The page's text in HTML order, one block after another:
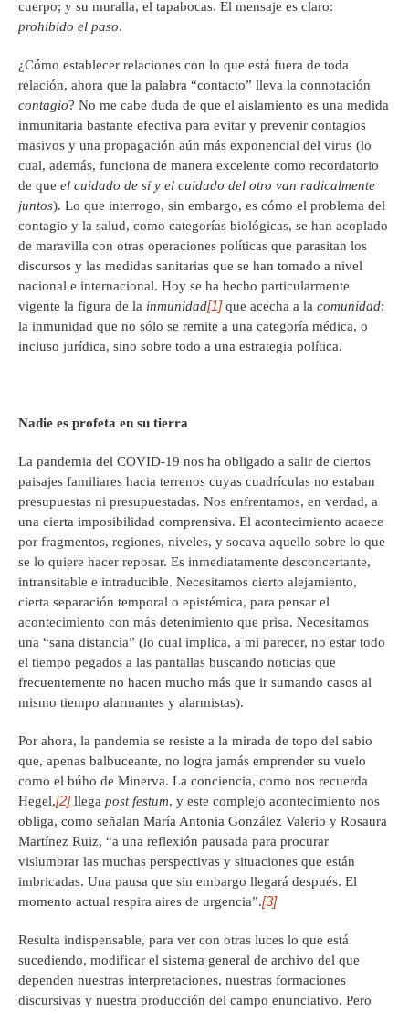
cuerpo; y su muralla, el tapabocas. El mensaje es claro:
prohibido el paso.
¿Cómo establecer relaciones con lo que está fuera de toda
relación, ahora que la palabra “contacto” lleva la connotación
contagio? No me cabe duda de que el aislamiento es una medida
inmunitaria bastante efectiva para evitar y prevenir contagios
masivos y una propagación aún más exponencial del virus (lo
cual, además, funciona de manera excelente como recordatorio
de que el cuidado de sí y el cuidado del otro van radicalmente
juntos). Lo que interrogo, sin embargo, es cómo el problema del
contagio y la salud, como categorías biológicas, se han acoplado
de maravilla con otras operaciones políticas que parasitan los
discursos y las medidas sanitarias que se han tomado a nivel
nacional e internacional. Hoy se ha hecho particularmente
vigente la figura de la inmunidad[1]que acecha a la comunidad;
la inmunidad que no sólo se remite a una categoría médica, o
incluso jurídica, sino sobre todo a una estrategia política.
Nadie es profeta en su tierra
La pandemia del COVID-19 nos ha obligado a salir de ciertos
paisajes familiares hacia terrenos cuyas cuadrículas no estaban
presupuestas ni presupuestadas. Nos enfrentamos, en verdad, a
una cierta imposibilidad comprensiva. El acontecimiento acaece
por fragmentos, regiones, niveles, y socava aquello sobre lo que
se lo quiere hacer reposar. Es inmediatamente desconcertante,
intransitable e intraducible. Necesitamos cierto alejamiento,
cierta separación temporal o epistémica, para pensar el
acontecimiento con más detenimiento que prisa. Necesitamos
una “sana distancia” (lo cual implica, a mi parecer, no estar todo
el tiempo pegados a las pantallas buscando noticias que
frecuentemente no hacen mucho más que ir sumando casos al
mismo tiempo alarmantes y alarmistas).
Por ahora, la pandemia se resiste a la mirada de topo del sabio
que, apenas balbuceante, no logra jamás emprender su vuelo
como el búho de Minerva. La conciencia, como nos recuerda
Hegel,[2]llega post festum, y este complejo acontecimiento nos
obliga, como señalan María Antonia González Valerio y Rosaura
Martínez Ruiz, “a una reflexión pausada para procurar
vislumbrar las muchas perspectivas y situaciones que están
imbricadas. Una pausa que sin embargo llegará después. El
momento actual respira aires de urgencia”.[3]
Resulta indispensable, para ver con otras luces lo que está
sucediendo, modificar el sistema general de archivo del que
dependen nuestras interpretaciones, nuestras formaciones
discursivas y nuestra producción del campo enunciativo. Pero